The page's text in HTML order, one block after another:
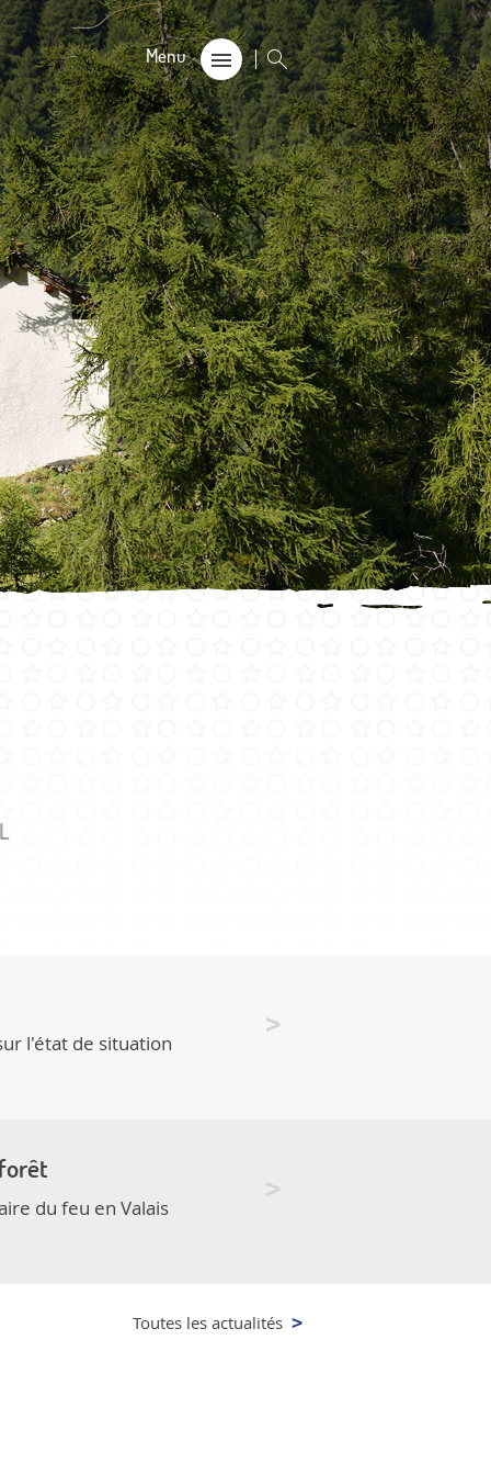
dégriffée commune
l'état de situation
du feu en Valais
Toutes les actualités